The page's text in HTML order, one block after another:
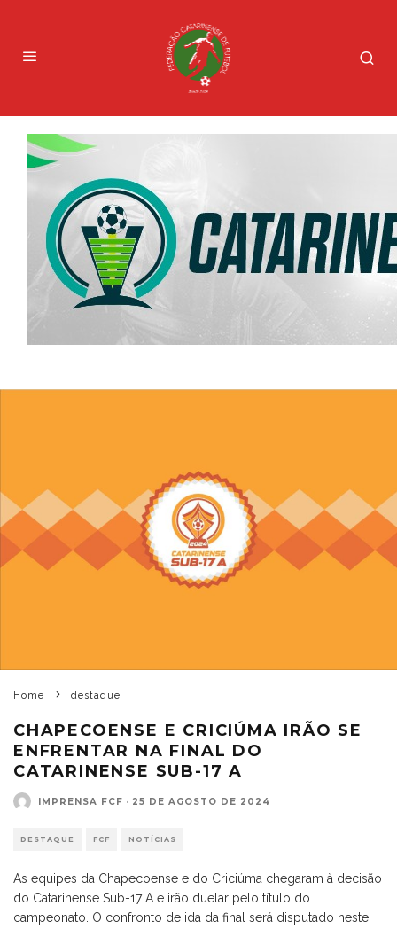
Home destaque
CHAPECOENSE E CRICIÚMA IRÃO SE
ENFRENTAR NA FINAL DO
CATARINENSE SUB-17 A
IMPRENSA FCF · 25 DE AGOSTO DE 2024
DESTAQUE FCF NOTÍCIAS
As equipes da Chapecoense e do Criciúma chegaram à decisão
do Catarinense Sub-17 A e irão duelar pelo título do
campeonato. O confronto de ida da final será disputado neste